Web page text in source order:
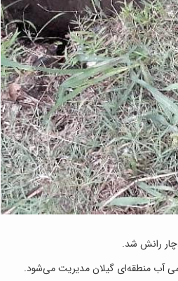
رانش شد.
آب منطقه‌ای گیلان مدیریت می‌شود.